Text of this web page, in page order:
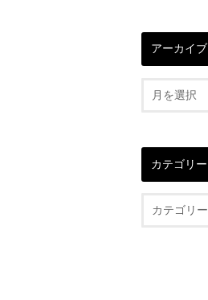
アーカイブ
カテゴリー